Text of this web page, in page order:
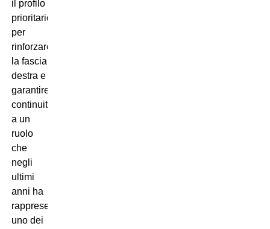
il profilo
prioritario
per
rinforzare
la fascia
destra e
garantire
continuità
a un
ruolo
che
negli
ultimi
anni ha
rappresentato
uno dei